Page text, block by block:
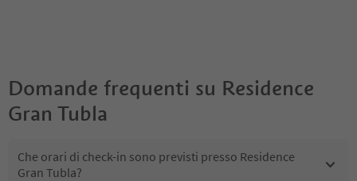
Domande frequenti su Residence
Gran Tubla
Che orari di check-in sono previsti presso Residence
Gran Tubla?